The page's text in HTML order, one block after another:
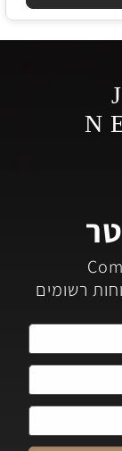
N
רשומים